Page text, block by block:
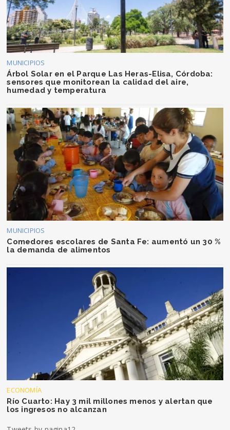
MUNICIPIOS
Árbol Solar en el Parque Las Heras-Elisa, Córdoba:
sensores que monitorean la calidad del aire,
humedad y temperatura
MUNICIPIOS
Comedores escolares de Santa Fe: aumentó un 30 %
la demanda de alimentos
ECONOMÍA
Río Cuarto: Hay 3 mil millones menos y alertan que
los ingresos no alcanzan